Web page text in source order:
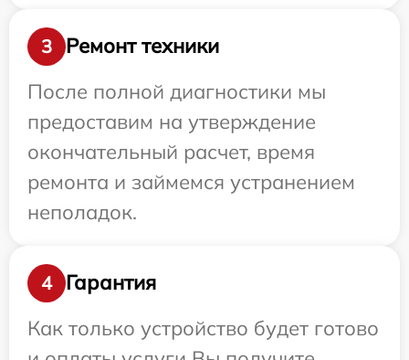
3
Ремонт техники
После полной диагностики мы
предоставим на утверждение
окончательный расчет, время
ремонта и займемся устранением
неполадок.
4
Гарантия
Как только устройство будет готово